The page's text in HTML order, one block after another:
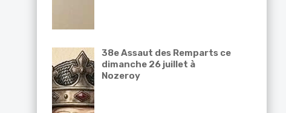
38e Assaut des Remparts ce
dimanche 26 juillet à
Nozeroy